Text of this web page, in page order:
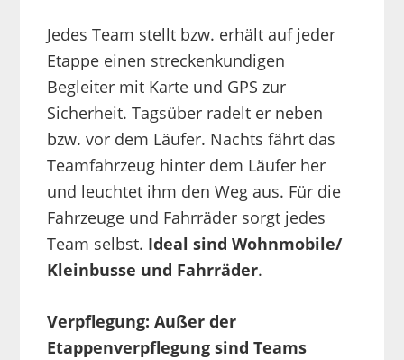
Jedes Team stellt bzw. erhält auf jeder
Etappe einen streckenkundigen
Begleiter mit Karte und GPS zur
Sicherheit. Tagsüber radelt er neben
bzw. vor dem Läufer. Nachts fährt das
Teamfahrzeug hinter dem Läufer her
und leuchtet ihm den Weg aus. Für die
Fahrzeuge und Fahrräder sorgt jedes
Team selbst. Ideal sind Wohnmobile/
Kleinbusse und Fahrräder.
Verpflegung:Außer der
Etappenverpflegung sind Teams